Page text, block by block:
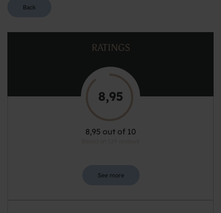
Back
RATINGS
8,95
8,95 out of 10
Based on 129 reviews
See more